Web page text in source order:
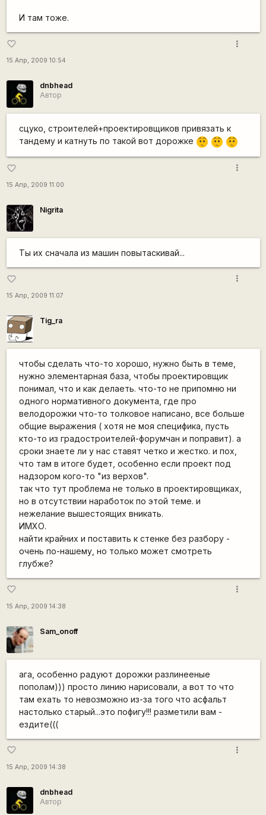
И там тоже.
favorite_border
15 Апр, 2009 10:54
more_vert
dnbhead
Автор
сцуко, строителей+проектировщиков привязать к
тандему и катнуть по такой вот дорожке :-/ :-/ :-/
favorite_border
15 Апр, 2009 11:00
more_vert
Nigrita
Ты их сначала из машин повытаскивай...
favorite_border
15 Апр, 2009 11:07
more_vert
Tig_ra
чтобы сделать что-то хорошо, нужно быть в теме,
нужно элементарная база, чтобы проектировщик
понимал, что и как делаеть. что-то не припомню ни
одного нормативного документа, где про
велодорожки что-то толковое написано, все больше
общие выражения ( хотя не моя специфика, пусть
кто-то из градостроителей-форумчан и поправит). а
сроки знаете ли у нас ставят четко и жестко. и пох,
что там в итоге будет, особенно если проект под
надзором кого-то "из верхов".
так что тут проблема не только в проектировщиках,
но в отсутствии наработок по этой теме. и
нежелание вышестоящих вникать.
ИМХО.
найти крайних и поставить к стенке без разбору -
очень по-нашему, но только может смотреть
глубже?
favorite_border
15 Апр, 2009 14:38
more_vert
Sam_onoff
ага, особенно радуют дорожки разлинееные
пополам))) просто линию нарисовали, а вот то что
там ехать то невозможно из-за того что асфальт
настолько старый...это пофигу!!! разметили вам -
ездите(((
favorite_border
15 Апр, 2009 14:38
more_vert
dnbhead
Автор